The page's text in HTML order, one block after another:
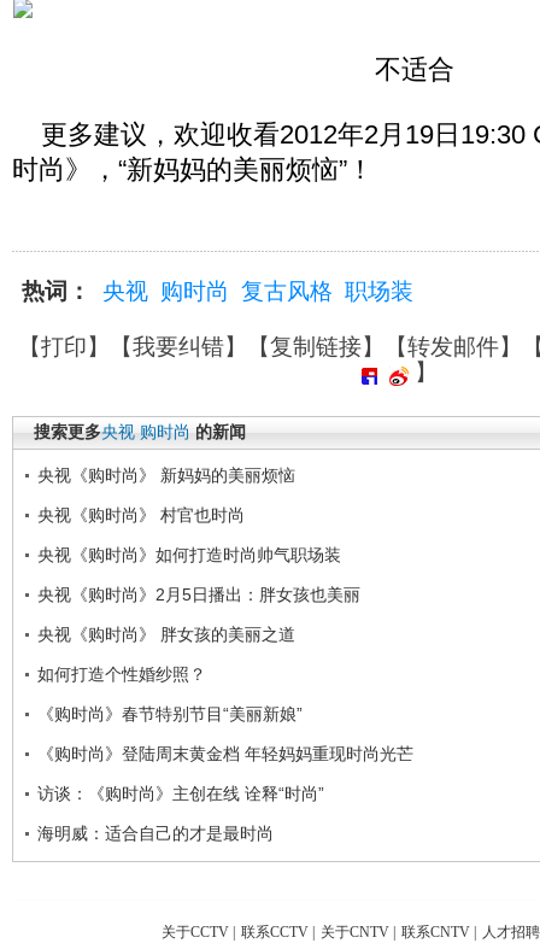
不适合
更多建议，欢迎收看2012年2月19日19:30
时尚》，“新妈妈的美丽烦恼”！
热词： 央视 购时尚 复古风格 职场装
【打印】【我要纠错】【复制链接】【转发邮件】
】
搜索更多央视 购时尚 的新闻
央视《购时尚》 新妈妈的美丽烦恼
央视《购时尚》 村官也时尚
央视《购时尚》如何打造时尚帅气职场装
央视《购时尚》2月5日播出：胖女孩也美丽
央视《购时尚》 胖女孩的美丽之道
如何打造个性婚纱照？
《购时尚》春节特别节目“美丽新娘”
《购时尚》登陆周末黄金档 年轻妈妈重现时尚光芒
访谈：《购时尚》主创在线 诠释“时尚”
海明威：适合自己的才是最时尚
关于CCTV | 联系CCTV | 关于CNTV | 联系CNTV | 人才招聘